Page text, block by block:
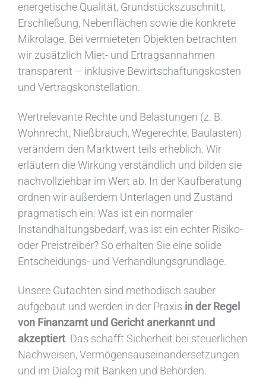
energetische Qualität, Grundstückszuschnitt,
Erschließung, Nebenflächen sowie die konkrete
Mikrolage. Bei vermieteten Objekten betrachten
wir zusätzlich Miet- und Ertragsannahmen
transparent – inklusive Bewirtschaftungskosten
und Vertragskonstellation.
Wertrelevante Rechte und Belastungen (z. B.
Wohnrecht, Nießbrauch, Wegerechte, Baulasten)
verändern den Marktwert teils erheblich. Wir
erläutern die Wirkung verständlich und bilden sie
nachvollziehbar im Wert ab. In der Kaufberatung
ordnen wir außerdem Unterlagen und Zustand
pragmatisch ein: Was ist ein normaler
Instandhaltungsbedarf, was ist ein echter Risiko-
oder Preistreiber? So erhalten Sie eine solide
Entscheidungs- und Verhandlungsgrundlage.
Unsere Gutachten sind methodisch sauber
aufgebaut und werden in der Praxis in der Regel
von Finanzamt und Gericht anerkannt und
akzeptiert. Das schafft Sicherheit bei steuerlichen
Nachweisen, Vermögensauseinandersetzungen
und im Dialog mit Banken und Behörden.